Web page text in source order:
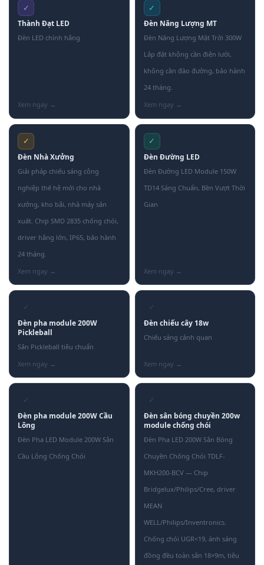
✓
Thành Đạt LED
Đèn LED chính hãng
✓
Đèn Năng Lượng MT
Đèn Năng Lượng Mặt Trời 300W
Lắp đặt không cần điện lưới,
không cần đào đường, bảo hành
24 tháng.
✓
Đèn Nhà Xưởng
Giải pháp chiếu sáng công
nghiệp thế hệ mới cho nhà
xưởng, kho bãi, nhà máy sản
xuất. Chip SMD 2835 chống chói,
driver hãng lớn, IP65, bảo hành
24 tháng.
✓
Đèn Đường LED
Đèn Đường LED Module 150W
TD14 Sáng Chuẩn, Bền Vượt Thời
Gian
✓
Đèn pha module 200W
Pickleball
Sân Pickleball tiêu chuẩn
✓
Đèn chiếu cây 18w
Chiếu sáng cảnh quan
✓
Đèn pha module 200W Cầu
Lông
Đèn Pha LED Module 200W Sân
Cầu Lông Chống Chói
✓
Đèn sân bóng chuyền 200w
module chống chói
Đèn Pha LED 200W Sân Bóng
Chuyền Chống Chói TDLF-
MKH200-BCV — Chip
Bridgelux/Philips/Cree, driver
MEAN
WELL/Philips/Inventronics.
Chống chói UGR<19, ánh sáng
đồng đều toàn sân 18×9m, tiêu